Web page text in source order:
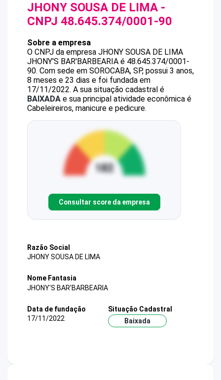
JHONY SOUSA DE LIMA -
CNPJ 48.645.374/0001-90
Sobre a empresa
O CNPJ da empresa JHONY SOUSA DE LIMA
JHONY'S BAR'BARBEARIA é 48.645.374/0001-
90. Com sede em SOROCABA, SP, possui 3 anos,
8 meses e 23 dias e foi fundada em
17/11/2022. A sua situação cadastral é
BAIXADA e sua principal atividade econômica é
Cabeleireiros, manicure e pedicure.
Consultar score da empresa
Razão Social
JHONY SOUSA DE LIMA
Nome Fantasia
JHONY'S BAR'BARBEARIA
Data de fundação
17/11/2022
Situação Cadastral
Baixada